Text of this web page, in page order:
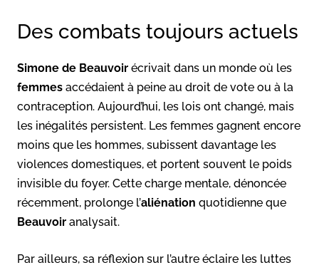
Des combats toujours actuels
Simone de Beauvoir écrivait dans un monde où les
femmes accédaient à peine au droit de vote ou à la
contraception. Aujourd’hui, les lois ont changé, mais
les inégalités persistent. Les femmes gagnent encore
moins que les hommes, subissent davantage les
violences domestiques, et portent souvent le poids
invisible du foyer. Cette charge mentale, dénoncée
récemment, prolonge l’aliénation quotidienne que
Beauvoir analysait.
Par ailleurs, sa réflexion sur l’autre éclaire les luttes